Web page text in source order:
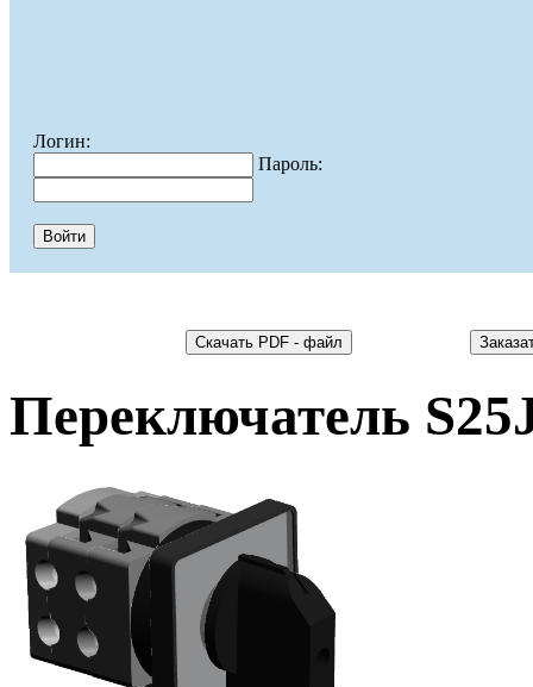
Логин:
Пароль:
Переключатель